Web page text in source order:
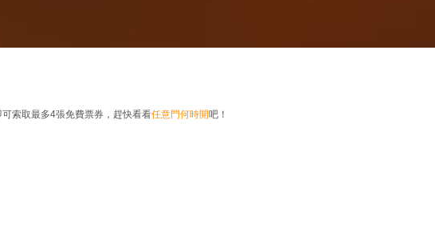
索取最多4張免費票券，趕快看看任意門何時開吧！